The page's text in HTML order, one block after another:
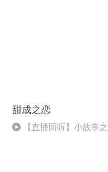
甜成之恋
【直播回听】小故事